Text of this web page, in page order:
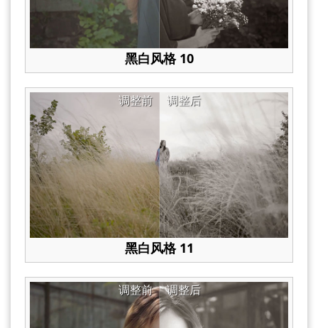
黑白风格 10
调整后
调整前
黑白风格 11
调整后
调整前